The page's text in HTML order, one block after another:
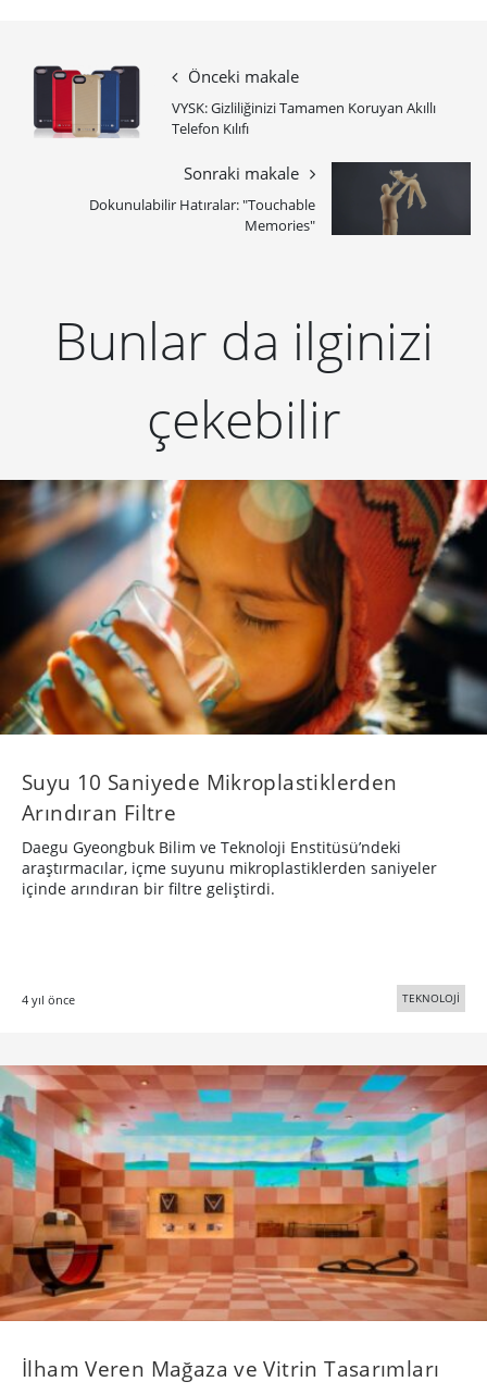
Önceki makale
VYSK: Gizliliğinizi Tamamen Koruyan Akıllı
Telefon Kılıfı
Sonraki makale
Dokunulabilir Hatıralar: "Touchable
Memories"
Bunlar da ilginizi
çekebilir
Suyu 10 Saniyede Mikroplastiklerden
Arındıran Filtre
Daegu Gyeongbuk Bilim ve Teknoloji Enstitüsü’ndeki
araştırmacılar, içme suyunu mikroplastiklerden saniyeler
içinde arındıran bir filtre geliştirdi.
4 yıl önce TEKNOLOJİ
İlham Veren Mağaza ve Vitrin Tasarımları